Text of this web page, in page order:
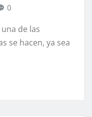
0
de las
se hacen, ya sea